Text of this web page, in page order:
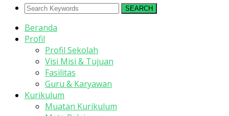
SEARCH
Beranda
Profil
Profil Sekolah
Visi Misi & Tujuan
Fasilitas
Guru & Karyawan
Kurikulum
Muatan Kurikulum